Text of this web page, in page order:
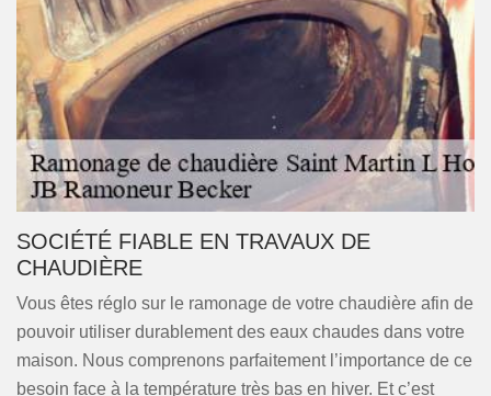
SOCIÉTÉ FIABLE EN TRAVAUX DE
CHAUDIÈRE
Vous êtes réglo sur le ramonage de votre chaudière afin de
pouvoir utiliser durablement des eaux chaudes dans votre
maison. Nous comprenons parfaitement l’importance de ce
besoin face à la température très bas en hiver. Et c’est